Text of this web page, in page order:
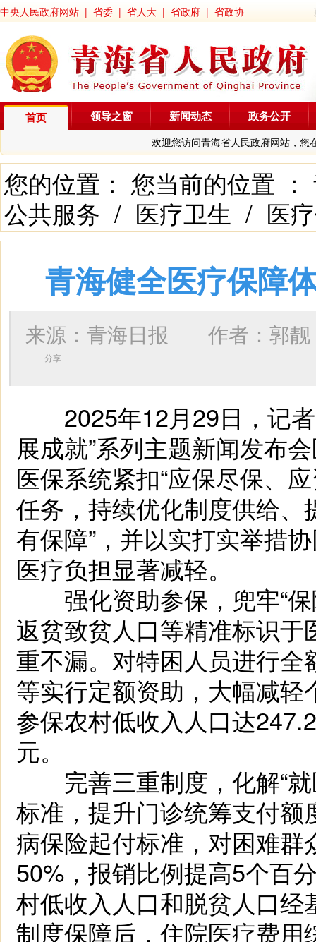
中央人民政府网站 | 省委 | 省人大 | 省政府 | 省政协
首页
欢迎您访问青海省人民政府网站，您
领导之窗 新闻动态 政务公开
您的位置： 您当前的位置 ：
公共服务 / 医疗卫生 / 医
青海健全医疗保障
来源：青海日报 作者： 郭靓
分享
2025年12月29日，记者
展成就”系列主题新闻发布
医保系统紧扣“应保尽保、
任务，持续优化制度供给、
有保障”，并以实打实举措
医疗负担显著减轻。
强化资助参保，兜牢“保
返贫致贫人口等精准标识
重不漏。对特困人员进行全
等实行定额资助，大幅减轻
参保农村低收入人口达
元。
完善三重制度，化解“就
标准，提升门诊统筹支付
病保险起付标准，对困难群
50%，报销比例提高5个百
村低收入人口和脱贫人口
制度保障后，住院医疗费